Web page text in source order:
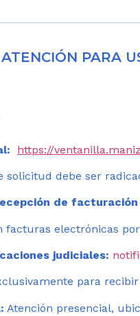
PARA
https://
debe ser
de
facturas electrónicas
judiciales:
para recibir
Atención presencial,